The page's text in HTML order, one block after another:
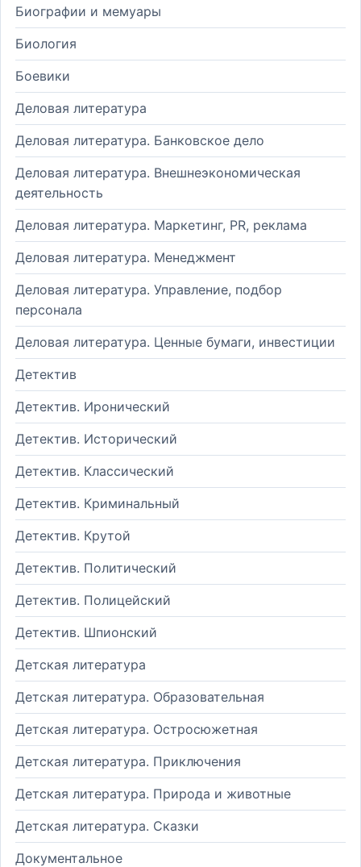
Биографии и мемуары
Биология
Боевики
Деловая литература
Деловая литература. Банковское дело
Деловая литература. Внешнеэкономическая
деятельность
Деловая литература. Маркетинг, PR, реклама
Деловая литература. Менеджмент
Деловая литература. Управление, подбор
персонала
Деловая литература. Ценные бумаги, инвестиции
Детектив
Детектив. Иронический
Детектив. Исторический
Детектив. Классический
Детектив. Криминальный
Детектив. Крутой
Детектив. Политический
Детектив. Полицейский
Детектив. Шпионский
Детская литература
Детская литература. Образовательная
Детская литература. Остросюжетная
Детская литература. Приключения
Детская литература. Природа и животные
Детская литература. Сказки
Документальное